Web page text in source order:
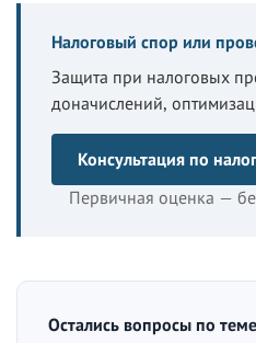
Налоговый спор или
Защита при налоговых
доначислений,
Консультация по
Первичная оценка —
Остались вопросы по